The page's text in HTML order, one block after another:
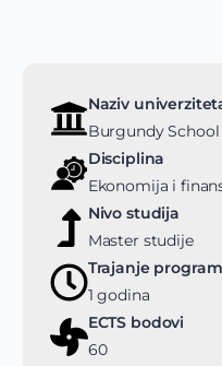
Naziv
Burgundy
Disciplina
Ekonomija i
Nivo studija
Master studije
Trajanje
1 godina
ECTS bodovi
60